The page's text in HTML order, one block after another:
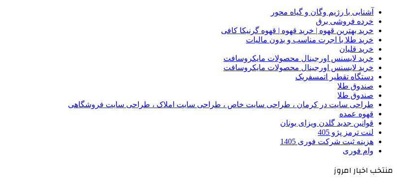
آشنایی با رژیم وگان و گیاه محور
خرده فروشی برق
خرید بهترین قهوه | خرید قهوه | قهوه گرنیکا کافی
خرید طلا با اجرت مناسب و بدون مالیات
خرید قلیان
خرید لایسنس اورجینال محصولات مایکروسافت
خرید لایسنس اورجینال محصولات مایکروسافت
دستگاه تقطیر اتمسفریک
صندوق طلا
صندوق طلا
طراحی سایت در کرمان ، طراحی سایت خاص ، طراحی سایت املاک ، طراحی سایت فروشگاهی
قهوه عمده
قوانین جدید گلدن ویزای یونان
لنت ترمز پژو 405
هزینه ثبت شرکت فوری 1405
وام فوری
منتخب اخبار امروز